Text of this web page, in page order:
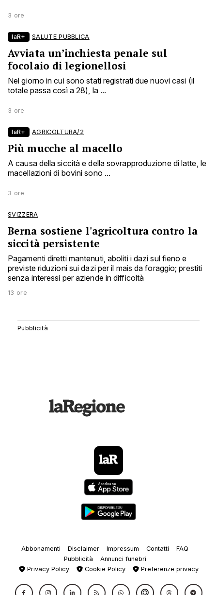
3 ore
laR+ SALUTE PUBBLICA
Avviata un’inchiesta penale sul
focolaio di legionellosi
Nel giorno in cui sono stati registrati due nuovi casi (il
totale passa così a 28), la ...
3 ore
laR+ AGRICOLTURA/2
Più mucche al macello
A causa della siccità e della sovrapproduzione di latte, le
macellazioni di bovini sono ...
3 ore
SVIZZERA
Berna sostiene l'agricoltura contro la
siccità persistente
Pagamenti diretti mantenuti, aboliti i dazi sul fieno e
previste riduzioni sui dazi per il mais da foraggio; prestiti
senza interessi per aziende in difficoltà
13 ore
Abbonamenti Disclaimer Impressum Contatti
FAQ
Pubblicità
Annunci funebri
Privacy Policy
Cookie Policy Preferenze privacy